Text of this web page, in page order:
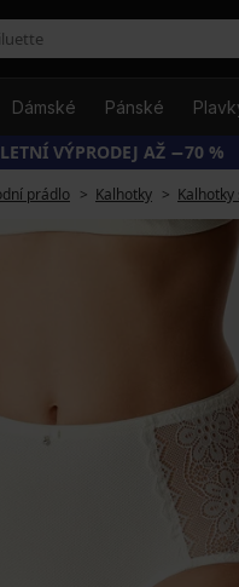
Dámské Pánské
VÝPRODEJ AŽ −70 %
prádlo Kalhotky Kalhotky